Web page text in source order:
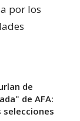
por los
de
de AFA:
selecciones